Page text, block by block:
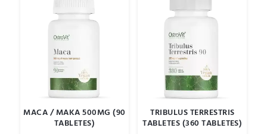
MACA / MAKA 500MG (90
TABLETES)
TRIBULUS TERRESTRIS
TABLETES (360 TABLETES)